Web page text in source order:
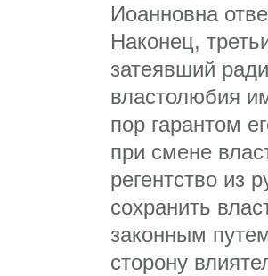
Иоанновна
Наконец,
затеявший
властолюбия
пор гарантом
при смене
регентство из
сохранить
законным
сторону